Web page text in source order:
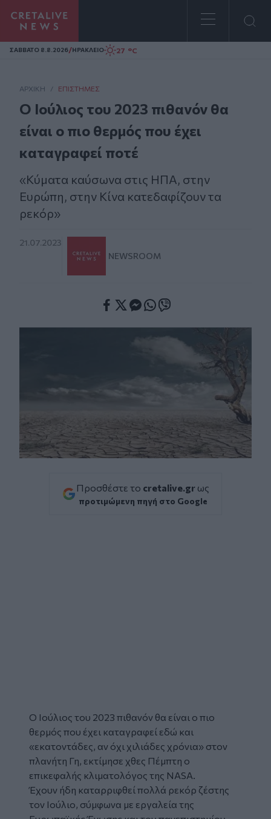
Homepage
ΣAΒΒΑΤΟ 8.8.2026/ΗΡΑΚΛΕΙΟ 27 °C
ΑΡΧΙΚΗ / ΕΠΙΣΤΉΜΕΣ
Ο Ιούλιος του 2023 πιθανόν θα
είναι ο πιο θερμός που έχει
καταγραφεί ποτέ
«Κύματα καύσωνα στις ΗΠΑ, στην
Ευρώπη, στην Κίνα κατεδαφίζουν τα
ρεκόρ»
21.07.2023
NEWSROOM
Προσθέστε το cretalive.gr ως
προτιμώμενη πηγή στο Google
Ο Ιούλιος του 2023 πιθανόν θα είναι ο πιο
θερμός που έχει καταγραφεί εδώ και
«εκατοντάδες, αν όχι χιλιάδες χρόνια» στον
πλανήτη Γη, εκτίμησε χθες Πέμπτη ο
επικεφαλής κλιματολόγος της NASA.
Έχουν ήδη καταρριφθεί πολλά ρεκόρ ζέστης
τον Ιούλιο, σύμφωνα με εργαλεία της